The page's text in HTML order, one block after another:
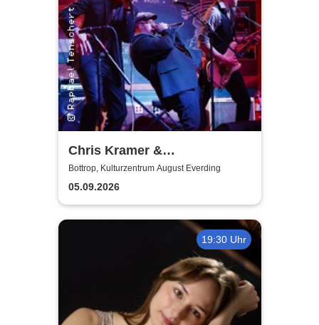
Chris Kramer &
Beatbox'n'Blues
Bottrop, Kulturzentrum August Everding
05.09.2026
19:30 Uhr